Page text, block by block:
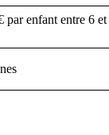
par enfant entre 6